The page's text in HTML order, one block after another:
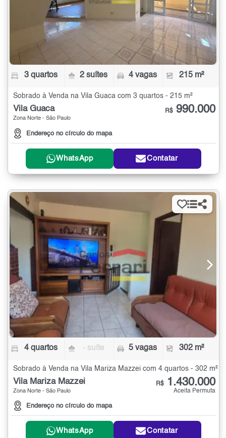
3 quartos 2 suítes 4 vagas 215 m²
Sobrado à Venda na Vila Guaca com 3 quartos - 215 m²
Vila Guaca
Zona Norte - São Paulo
Endereço no círculo do mapa
R$ 990.000
WhatsApp Contatar
4 quartos - suíte 5 vagas 302 m²
Sobrado à Venda na Vila Mariza Mazzei com 4 quartos - 302 m²
Vila Mariza Mazzei
Zona Norte - São Paulo
Endereço no círculo do mapa
R$ 1.430.000
Aceita Permuta
WhatsApp Contatar